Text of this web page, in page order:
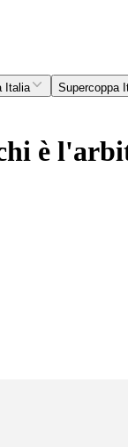
Italia Supercoppa
è